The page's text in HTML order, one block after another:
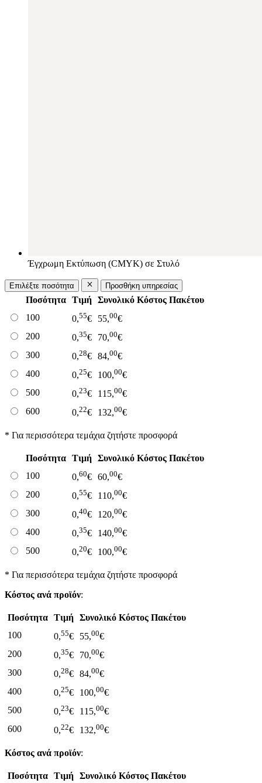
Έγχρωμη Εκτύπωση (CMYK) σε Στυλό
Επιλέξτε ποσότητα Προσθήκη υπηρεσίας
Ποσότητα Τιμή Συνολικό Κόστος Πακέτου
100
0,55€ 55,00€
200
0,35€ 70,00€
300
0,28€ 84,00€
400
0,25€ 100,00€
500
0,23€ 115,00€
600
0,22€ 132,00€
* Για περισσότερα τεμάχια ζητήστε προσφορά
Ποσότητα Τιμή Συνολικό Κόστος Πακέτου
100
0,60€ 60,00€
200
0,55€ 110,00€
300
0,40€ 120,00€
400
0,35€ 140,00€
500
0,20€ 100,00€
* Για περισσότερα τεμάχια ζητήστε προσφορά
Κόστος ανά προϊόν:
Ποσότητα Τιμή Συνολικό Κόστος Πακέτου
100
0,55€ 55,00€
200
0,35€ 70,00€
300
0,28€ 84,00€
400
0,25€ 100,00€
500
0,23€ 115,00€
600
0,22€ 132,00€
Κόστος ανά προϊόν:
Ποσότητα Τιμή Συνολικό Κόστος Πακέτου